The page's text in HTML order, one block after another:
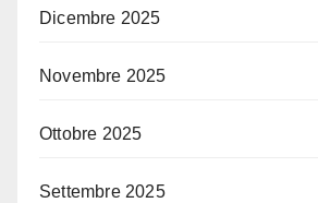
Dicembre 2025
Novembre 2025
Ottobre 2025
Settembre 2025